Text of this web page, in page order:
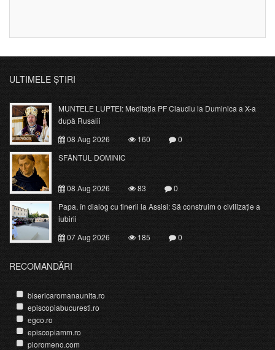
ULTIMELE ȘTIRI
MUNTELE LUPTEI: Meditația PF Claudiu la Duminica a X-a
după Rusalii
08 Aug 2026
160
0
SFÂNTUL DOMINIC
08 Aug 2026 83
0
Papa, în dialog cu tinerii la Assisi: Să construim o civilizație a
iubirii
07 Aug 2026
185 0
RECOMANDĂRI
bisericaromanaunita.ro
episcopiabucuresti.ro
egco.ro
episcopiamm.ro
pioromeno.com